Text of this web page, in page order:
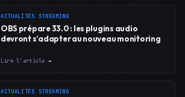
ACTUALITÉS STREAMING
OBS prépare 33.0 : les plugins audio
devront s’adapter au nouveau monitoring
Lire l’article →
ACTUALITÉS STREAMING